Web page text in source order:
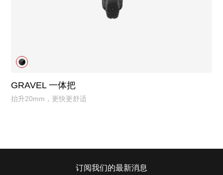
GRAVEL 一体把
抬升20mm，更快更舒适
订阅我们的最新消息